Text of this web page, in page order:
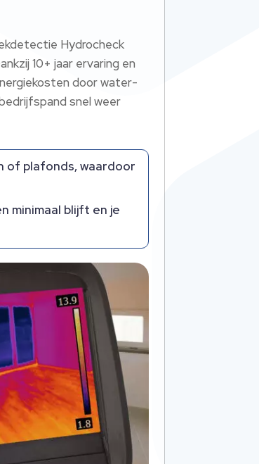
Hydrocheck
10+ jaar ervaring en
door water-
snel weer
of plafonds, waardoor
minimaal blijft en je